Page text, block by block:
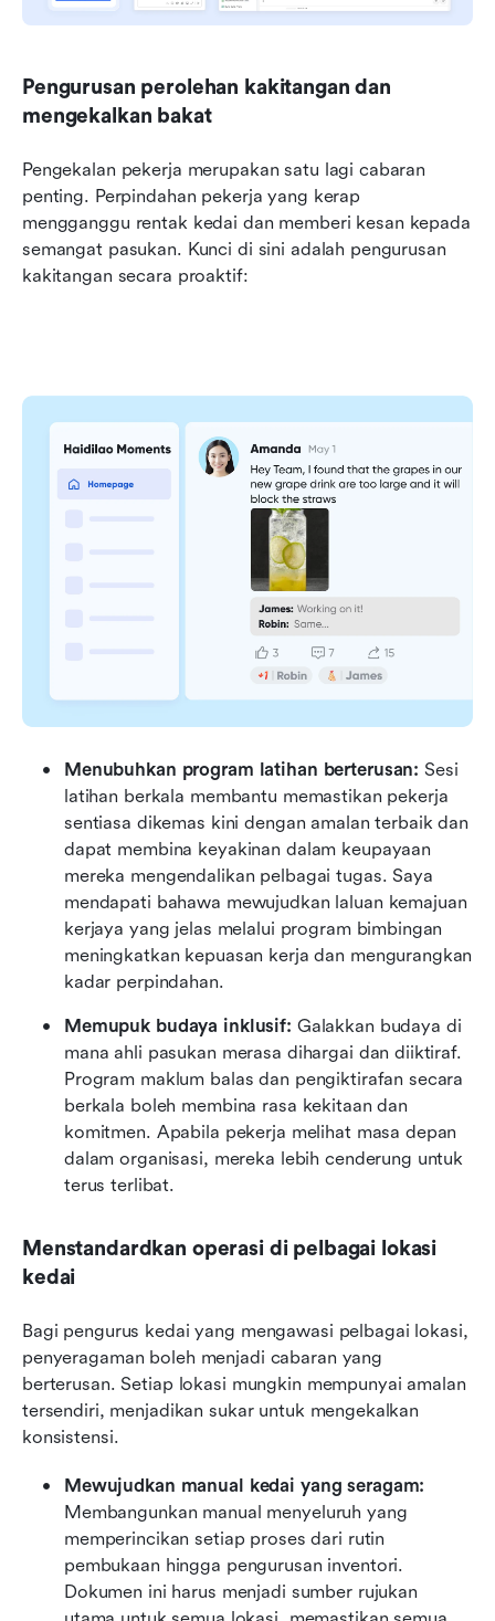
Pengurusan perolehan kakitangan dan
mengekalkan bakat
Pengekalan pekerja merupakan satu lagi cabaran
penting. Perpindahan pekerja yang kerap
mengganggu rentak kedai dan memberi kesan kepada
semangat pasukan. Kunci di sini adalah pengurusan
kakitangan secara proaktif:
Menubuhkan program latihan berterusan: Sesi
latihan berkala membantu memastikan pekerja
sentiasa dikemas kini dengan amalan terbaik dan
dapat membina keyakinan dalam keupayaan
mereka mengendalikan pelbagai tugas. Saya
mendapati bahawa mewujudkan laluan kemajuan
kerjaya yang jelas melalui program bimbingan
meningkatkan kepuasan kerja dan mengurangkan
kadar perpindahan.
Memupuk budaya inklusif: Galakkan budaya di
mana ahli pasukan merasa dihargai dan diiktiraf.
Program maklum balas dan pengiktirafan secara
berkala boleh membina rasa kekitaan dan
komitmen. Apabila pekerja melihat masa depan
dalam organisasi, mereka lebih cenderung untuk
terus terlibat.
Menstandardkan operasi di pelbagai lokasi
kedai
Bagi pengurus kedai yang mengawasi pelbagai lokasi,
penyeragaman boleh menjadi cabaran yang
berterusan. Setiap lokasi mungkin mempunyai amalan
tersendiri, menjadikan sukar untuk mengekalkan
konsistensi.
Membangunkan manual menyeluruh yang
memperincikan setiap proses dari rutin
pembukaan hingga pengurusan inventori.
Dokumen ini harus menjadi sumber rujukan